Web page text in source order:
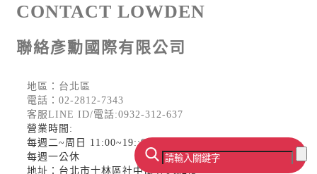
CONTACT LOWDEN
聯絡彥勳國際有限公司
地區：台北區
電話： 02-2812-7343
客服LINE ID/電話:0932-312-637
營業時間:
每週二~周日 11:00~19::00
每週一公休
地址：台北市士林區社中街470號2樓